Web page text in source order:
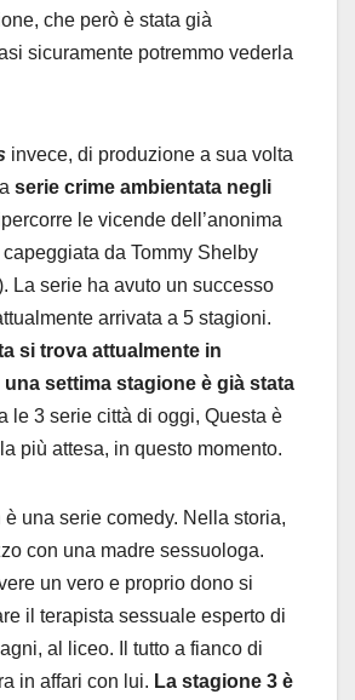
che però è stata già
sicuramente potremmo vederla
invece, di produzione a sua volta
serie crime ambientata negli
le vicende dell’anonima
da Tommy Shelby
La serie ha avuto un successo
arrivata a 5 stagioni.
si trova attualmente in
settima stagione è già stata
le 3 serie città di oggi, Questa è
più attesa, in questo momento.
è una serie comedy. Nella storia,
con una madre sessuologa.
un vero e proprio dono si
il terapista sessuale esperto di
al liceo. Il tutto a fianco di
in affari con lui. La stagione 3 è